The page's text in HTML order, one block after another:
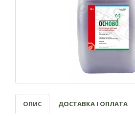
ОПИС ДОСТАВКА І ОПЛАТА